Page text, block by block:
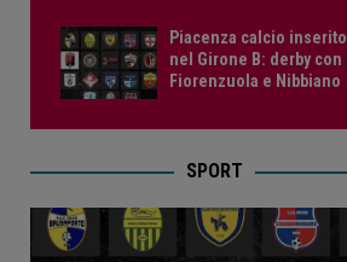
Piacenza calcio inserito
nel Girone B: derby con
Fiorenzuola e Nibbiano
SPORT